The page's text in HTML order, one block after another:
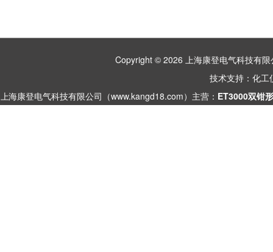
Copyright © 2026 上海康登电气科技有
技术支持： 化工
上海康登电气科技有限公司（www.kangd18.com）主营： ET3000双钳